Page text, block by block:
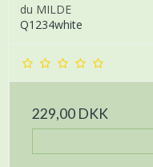
du MILDE
Q1234white
229,00 DKK